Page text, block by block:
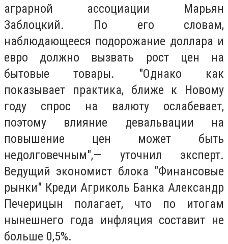
аграрной ассоциации Марьян
Заблоцкий. По его словам,
наблюдающееся подорожание доллара и
евро должно вызвать рост цен на
бытовые товары. "Однако как
показывает практика, ближе к Новому
году спрос на валюту ослабевает,
поэтому влияние девальвации на
повышение цен может быть
недолговечным",— уточнил эксперт.
Ведущий экономист блока "Финансовые
рынки" Креди Агриколь Банка Александр
Печерицын полагает, что по итогам
нынешнего года инфляция составит не
больше 0,5%.